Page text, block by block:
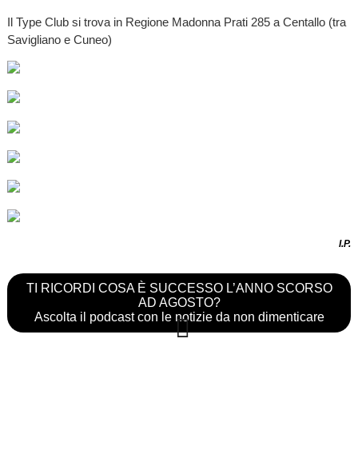
Il Type Club si trova in Regione Madonna Prati 285 a Centallo (tra
Savigliano e Cuneo)
I.P.
TI RICORDI COSA È SUCCESSO L’ANNO SCORSO
AD AGOSTO?
Ascolta il podcast con le notizie da non dimenticare